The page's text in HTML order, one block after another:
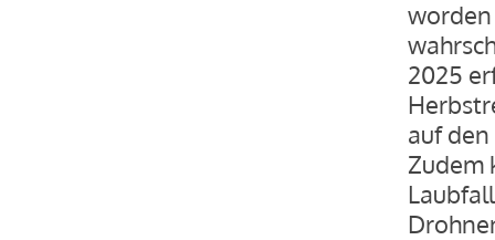
worden
2025
auf
Zudem